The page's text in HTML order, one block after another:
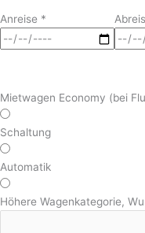
Anreise *
Mietwagen Economy (bei
Schaltung
Automatik
Höhere Wagenkategorie,